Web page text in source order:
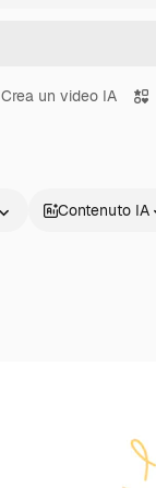
Crea un video IA
Contenuto IA